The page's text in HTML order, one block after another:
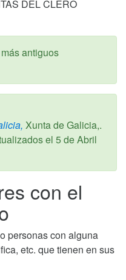
DEL CLERO
antiguos
Xunta de Galicia,.
el 5 de Abril
con el
personas con alguna
etc. que tienen en sus